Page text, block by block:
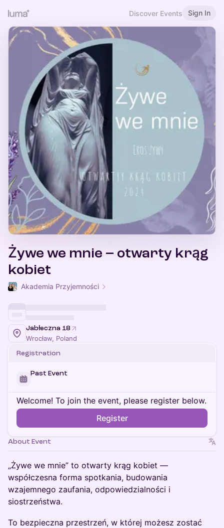
Discover Events Sign In
Żywe we mnie – otwarty krąg
kobiet
Akademia Przyjemności
Jabłeczna 18
Wrocław, Poland
Registration
Past Event
Welcome! To join the event, please register below.
Register
About Event
„Żywe we mnie” to otwarty krąg kobiet —
współczesna forma spotkania, budowania
wzajemnego zaufania, odpowiedzialności i
siostrzeństwa.
To bezpieczna przestrzeń, w której możesz zostać